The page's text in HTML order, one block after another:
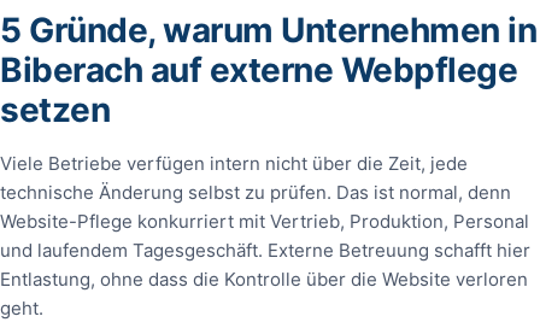
5 Gründe, warum Unternehmen in
Biberach auf externe Webpflege
setzen
Viele Betriebe verfügen intern nicht über die Zeit, jede
technische Änderung selbst zu prüfen. Das ist normal, denn
Website-Pflege konkurriert mit Vertrieb, Produktion, Personal
und laufendem Tagesgeschäft. Externe Betreuung schafft hier
Entlastung, ohne dass die Kontrolle über die Website verloren
geht.